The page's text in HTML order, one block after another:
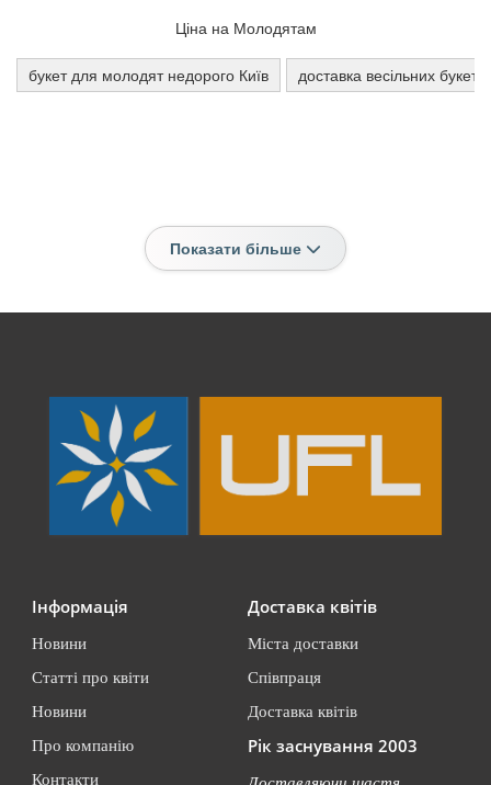
Ціна на Молодятам
букет для молодят недорого Київ доставка весільних
Показати більше
Інформація
Новини
Статті про квіти
Новини
Про компанію
Контакти
Доставка квітів
Міста доставки
Співпраця
Доставка квітів
Рік заснування 2003